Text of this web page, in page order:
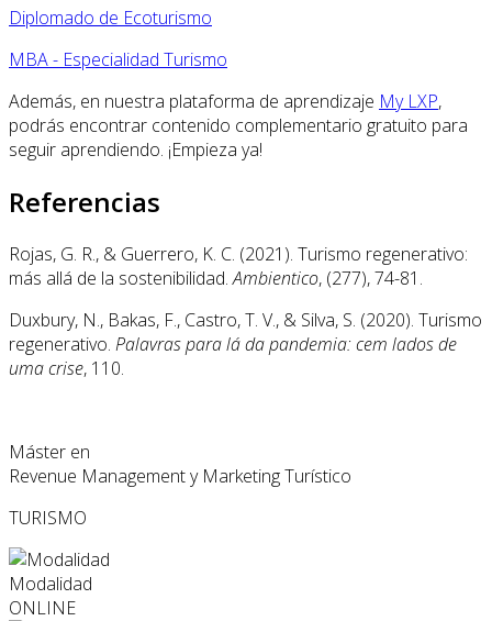
Diplomado de Ecoturismo
MBA - Especialidad Turismo
Además, en nuestra plataforma de aprendizaje My LXP,
podrás encontrar contenido complementario gratuito para
seguir aprendiendo. ¡Empieza ya!
Referencias
Rojas, G. R., & Guerrero, K. C. (2021). Turismo regenerativo:
más allá de la sostenibilidad.Ambientico, (277), 74-81.
Duxbury, N., Bakas, F., Castro, T. V., & Silva, S. (2020). Turismo
regenerativo. Palavras para lá da pandemia: cem lados de
uma crise, 110.
Máster en
Revenue Management y Marketing Turístico
TURISMO
Modalidad
ONLINE